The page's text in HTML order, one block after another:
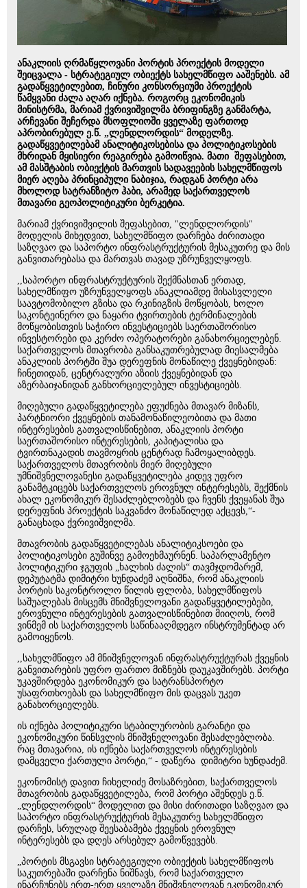
ანაკლიის ღრმაწყლოვანი პორტის პროექტის მოდელი
შეიცვალა - სტრატეგიულ ობიექტს სახელმწიფო ააშენებს. ამ
გადაწყვეტილებით, ჩინური კონსორციუმი პროექტის
წამყვანი ძალა აღარ იქნება. როგორც ეკონომიკის
მინისტრმა, მარიამ ქვრივიშვილმა ბრიფინგზე განმარტა,
არჩევანი შეჩერდა მსოფლიოში ყველაზე ფართოდ
აპრობირებულ ე.წ. „ლენდლორდის“ მოდელზე.
გადაწყვეტილებამ ანალიტიკოსებისა და პოლიტიკოსების
მხრიდან მყისიერი რეაგირება გამოიწვია. მათი შეფასებით,
ამ მასშტაბის ობიექტის მართვის სადავეების სახელმწიფოს
მიერ აღება პრინციპული ნაბიჯია, რადგან პორტი არა
მხოლოდ სატრანზიტო ჰაბი, არამედ საქართველოს
მთავარი გეოპოლიტიკური ბერკეტია.
მარიამ ქვრივიშვილის შეფასებით, "ლენდლორდის"
მოდელის მიხედვით, სახელმწიფო დარჩება ძირითადი
საზღვაო და საპორტო ინფრასტრუქტურის მესაკუთრე და მის
განვითარებასა და მართვას თავად უზრუნველყოფს.
,,საპორტო ინფრასტრუქტურის შექმნასთან ერთად,
სახელმწიფო უზრუნველყოფს ანაკლიამდე მისასვლელი
საავტომობილო გზისა და რკინიგზის მოწყობას, ხოლო
საკონტეინერო და ნაყარი ტვირთების ტერმინალების
მოწყობისთვის საჭირო ინვესტიციებს საერთაშორისო
ინვესტორები და კერძო ოპერატორები განახორციელებენ.
საქართველოს მთავრობა განსაკუთრებულად მიესალმება
ანაკლიის პორტში შუა დერეფნის მონაწილე ქვეყნებიდან:
ჩინეთიდან, ცენტრალური აზიის ქვეყნებიდან და
აზერბაიჯანიდან განხორციელებულ ინვესტიციებს.
მიღებული გადაწყვეტილება ეფუძნება მთავარ მიზანს,
პარტნიორი ქვეყნების თანამონაწილეობითა და მათი
ინტერესების გათვალისწინებით, ანაკლიის პორტი
საერთაშორისო ინტერესების, კაპიტალისა და
ტვირთნაკადის თავმოყრის ცენტრად ჩამოყალიბდეს.
საქართველოს მთავრობის მიერ მიღებული
უმნიშვნელოვანესი გადაწყვეტილება კიდევ უფრო
განამტკიცებს საქართველოს ეროვნულ ინტერესებს, შექმნის
ახალ ეკონომიკურ შესაძლებლობებს და ჩვენს ქვეყანას შუა
დერეფნის პროექტის საკვანძო მონაწილედ აქცევს,“-
განაცხადა ქვრივიშვილმა.
მთავრობის გადაწყვეტილებას ანალიტიკსოები და
პოლიტიკოსები გუშინვე გამოეხმაურნენ. საპარლამენტო
პოლიტიკური ჯგუფის „ხალხის ძალის“ თავმჯდომარემ,
დეპუტატმა დიმიტრი ხუნდაძემ აღნიშნა, რომ ანაკლიის
პორტის საკონტროლო წილის ფლობა, სახელმწიფოს
საშუალებას მისცემს მნიშვნელოვანი გადაწყვეტილებები,
ეროვნული ინტერესების გათვალისწინებით მიიღოს, რომ
ვინმემ ის საქართველოს საწინააღმდეგო ინსტრუმენტად არ
გამოიყენოს.
,,სახელმწიფო ამ მნიშვნელოვან ინფრასტრუქტურას ქვეყნის
განვითარების უფრო ფართო მიზნებს დაუკავშირებს. პორტი
უკავშირდება ეკონომიკურ და სატრანსპორტო
უსაფრთხოებას და სახელმწიფო მის დაცვას უკეთ
განახორციელებს.
ის იქნება პოლიტიკური სტაბილურობის გარანტი და
ეკონომიკური წინსვლის მნიშვნელოვანი შესაძლებლობა.
რაც მთავარია, ის იქნება საქართველოს ინტერესების
დამცველი ქართული პორტი,“ - დაწერა დიმიტრი ხუნდაძემ.
ეკონომისტ დავით ჩიხელიძე მოსაზრებით, საქართველოს
მთავრობის გადაწყვეტილება, რომ პორტი აშენდეს ე.წ.
„ლენდლორდის“ მოდელით და მისი ძირითადი საზღვაო და
საპორტო ინფრასტრუქტურის მესაკუთრე სახელმწიფო
დარჩეს, სრულად შეესაბამება ქვეყნის ეროვნულ
ინტერესებს და დღეს არსებულ გამოწვევებს.
„პორტის მსგავსი სტრატეგიული ობიექტის სახელმწიფოს
საკუთრებაში დარჩენა ნიშნავს, რომ საქართველო
ინარჩუნებს ერთ-ერთ ყველაზე მნიშვნელოვან ეკონომიკურ